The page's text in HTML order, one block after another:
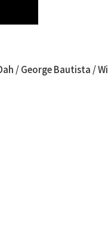
/ George Bautista /